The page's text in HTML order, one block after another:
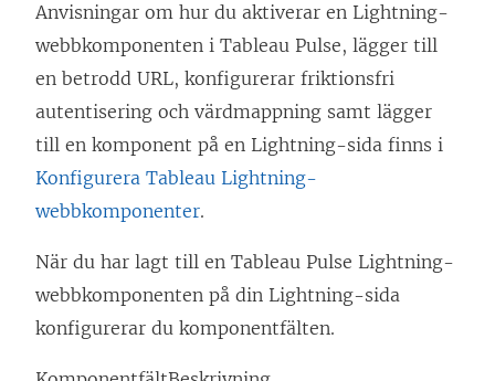
Anvisningar om hur du aktiverar en Lightning-
webbkomponenten i Tableau Pulse, lägger till
en betrodd URL, konfigurerar friktionsfri
autentisering och värdmappning samt lägger
till en komponent på en Lightning-sida finns i
Konfigurera Tableau Lightning-
webbkomponenter.
När du har lagt till en Tableau Pulse Lightning-
webbkomponenten på din Lightning-sida
konfigurerar du komponentfälten.